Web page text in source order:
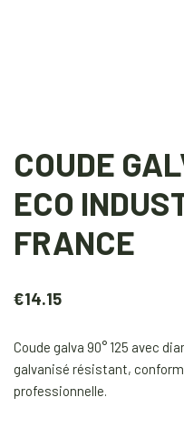
COUDE
ECO
FRANCE
€14.15
Coude galva 90° 125 avec
galvanisé résistant,
professionnelle.